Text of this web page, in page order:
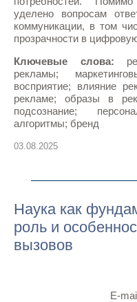
уделено вопросам
коммуникации, в том
прозрачности в
Ключевые слова:
рекламы;
восприятие; влияние
рекламе; образы в
подсознание;
алгоритмы; бренд
03.08.2025
Наука как
роль и
вызовов
E-